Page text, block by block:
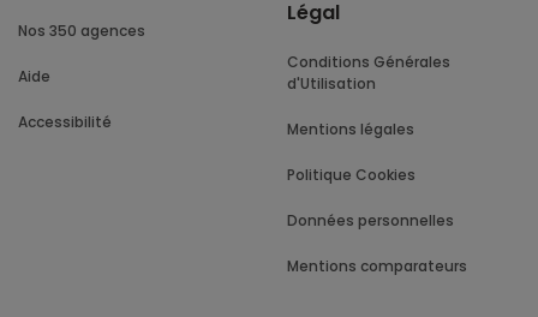
Nos 350 agences
Aide
Accessibilité
Légal
Conditions Générales
d'Utilisation
Mentions légales
Politique Cookies
Données personnelles
Mentions comparateurs